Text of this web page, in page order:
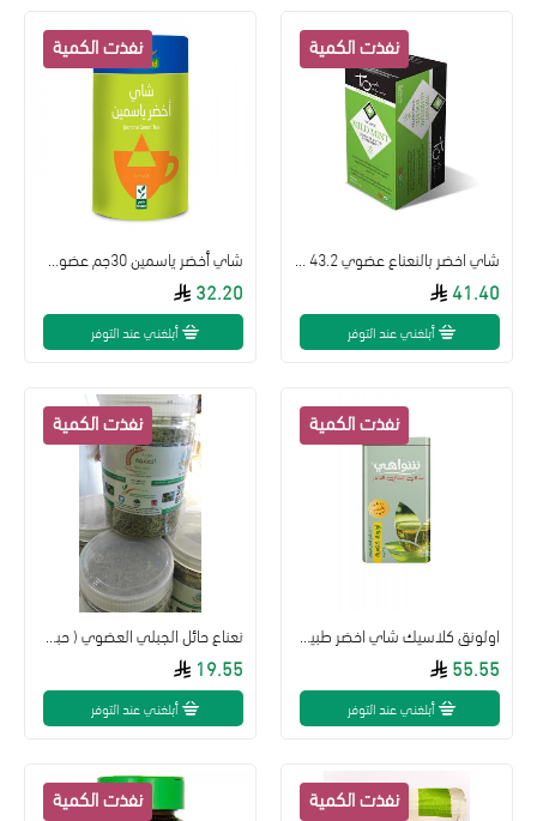
41.40
أبلغني عند التوفر
32.20
أبلغني عند التوفر
55.55
أبلغني عند التوفر
19.55
أبلغني عند التوفر